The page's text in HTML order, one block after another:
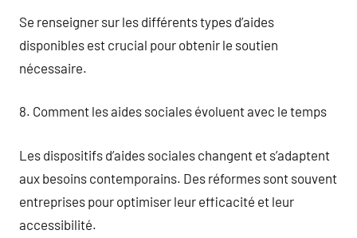
Se renseigner sur les différents types d’aides
disponibles est crucial pour obtenir le soutien
nécessaire.
8. Comment les aides sociales évoluent avec le temps
Les dispositifs d’aides sociales changent et s’adaptent
aux besoins contemporains. Des réformes sont souvent
entreprises pour optimiser leur efficacité et leur
accessibilité.